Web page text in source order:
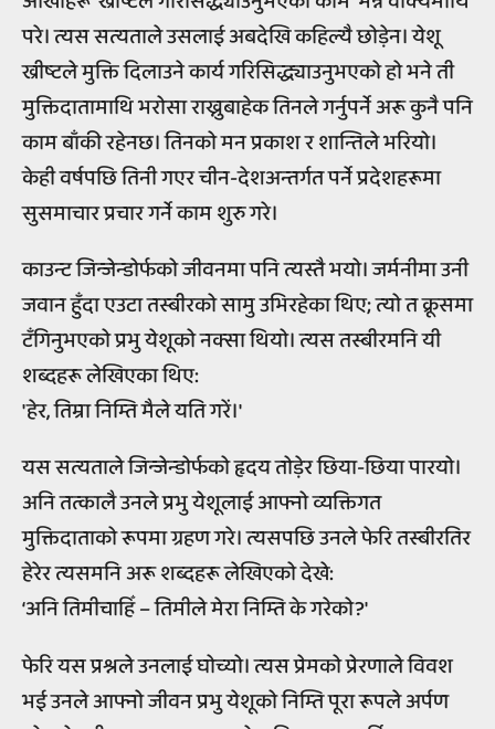
परे। त्यस सत्यताले उसलाई अबदेखि कहिल्यै छोड़ेन। येशू
ख्रीष्टले मुक्ति दिलाउने कार्य गरिसिद्ध्याउनुभएको हो भने ती
मुक्तिदातामाथि भरोसा राख्नुबाहेक तिनले गर्नुपर्ने अरू कुनै पनि
काम बाँकी रहेनछ। तिनको मन प्रकाश र शान्तिले भरियो।
केही वर्षपछि तिनी गएर चीन-देशअन्तर्गत पर्ने प्रदेशहरूमा
सुसमाचार प्रचार गर्ने काम शुरु गरे।
काउन्ट जिन्जेन्डोर्फको जीवनमा पनि त्यस्तै भयो। जर्मनीमा उनी
जवान हुँदा एउटा तस्बीरको सामु उभिरहेका थिए; त्यो त क्रूसमा
टँगिनुभएको प्रभु येशूको नक्सा थियो। त्यस तस्बीरमनि यी
शब्दहरू लेखिएका थिए:
'हेर, तिम्रा निम्ति मैले यति गरें।'
यस सत्यताले जिन्जेन्डोर्फको हृदय तोड़ेर छिया-छिया पारयो।
अनि तत्कालै उनले प्रभु येशूलाई आफ्नो व्यक्तिगत
मुक्तिदाताको रूपमा ग्रहण गरे। त्यसपछि उनले फेरि तस्बीरतिर
हेरेर त्यसमनि अरू शब्दहरू लेखिएको देखे:
‘अनि तिमीचाहिँ – तिमीले मेरा निम्ति के गरेको?'
फेरि यस प्रश्नले उनलाई घोच्यो। त्यस प्रेमको प्रेरणाले विवश
भई उनले आफ्नो जीवन प्रभु येशूको निम्ति पूरा रूपले अर्पण